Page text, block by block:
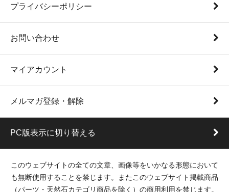
プライバシーポリシー
お問い合わせ
マイアカウント
メルマガ登録・解除
PC版表示に切り替える
このウェブサイトの全ての文章、画像等をいかなる形態において
も無断使用することを禁じます。またこのウェブサイト掲載商品
（パーツ・天然石カテゴリ商品を除く）の商用利用を禁じます。